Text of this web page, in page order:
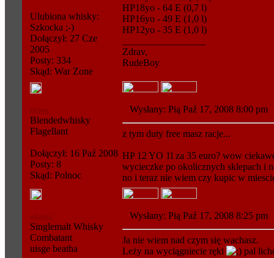
Ulubiona whisky:
Szkocka ;-)
Dołączył: 27 Cze
2005
Posty: 334
Skąd: War Zone
HP18yo - 64 E (0,7 l)
HP16yo - 49 E (1,0 l)
HP12yo - 35 E (1,0 l)
Zdrav,
RudeBoy
ricorn
Blendedwhisky
Flagellant
Dołączył: 16 Paź 2008
Posty: 8
Skąd: Polnoc
Wysłany: Pią Paź 17, 2008 8:00
z tym duty free masz racje...
HP 12 YO 1l za 35 euro? wow
wycieczke po okolicznych sklepach i
no i teraz nie wiem czy kupic w
ukaszu
Singlemalt Whisky
Combatant
uisge beatha
Wysłany: Pią Paź 17, 2008 8:25
Ja nie wiem nad czym się wachasz.
Leży na wyciągniecie ręki
pal